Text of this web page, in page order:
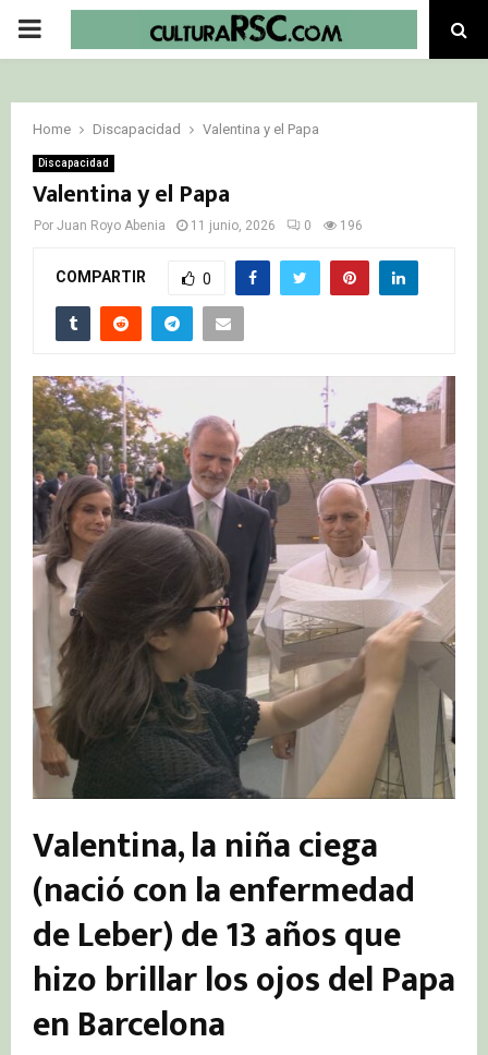
PRIMARY
Home Discapacidad Valentina y el Papa
Discapacidad
Valentina y el Papa
Por Juan Royo Abenia 11 junio, 2026 0 196
COMPARTIR 0
Valentina, la niña ciega
(nació con la enfermedad
de Leber) de 13 añosque
hizo brillar los ojos del Papa
en Barcelona